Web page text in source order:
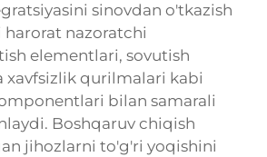
sinovdan o'tkazish
nazoratchi
elementlari, sovutish
xavfsizlik qurilmalari kabi
bilan samarali
Boshqaruv chiqish
jihozlarni to'g'ri yoqishini